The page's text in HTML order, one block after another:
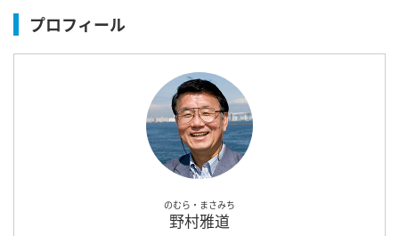
プロフィール
のむら・まさみち
野村雅道